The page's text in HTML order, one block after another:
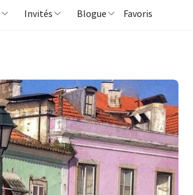
Invités Blogue Favoris